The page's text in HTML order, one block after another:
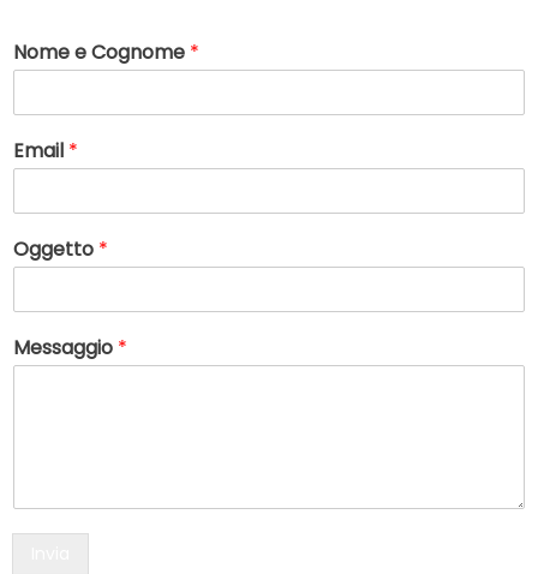
Nome e Cognome *
Email *
Oggetto *
Messaggio *